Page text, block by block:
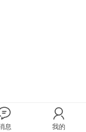
息 我的